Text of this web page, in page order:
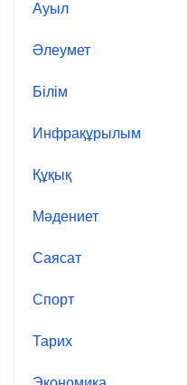
Ауыл
Әлеумет
Білім
Инфрақұрылым
Құқық
Мәдениет
Саясат
Спорт
Тарих